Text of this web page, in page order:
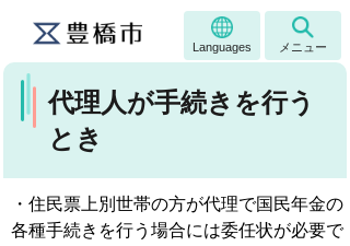
Languages メニュー
代理人が手続きを行う
とき
・住民票上別世帯の方が代理で国民年金の
各種手続きを行う場合には委任状が必要で